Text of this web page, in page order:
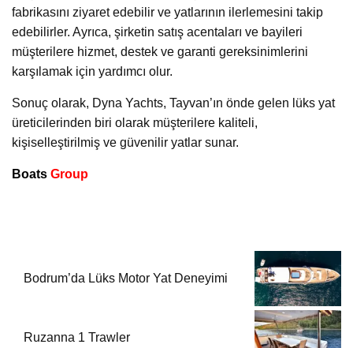
fabrikasını ziyaret edebilir ve yatlarının ilerlemesini takip
edebilirler. Ayrıca, şirketin satış acentaları ve bayileri
müşterilere hizmet, destek ve garanti gereksinimlerini
karşılamak için yardımcı olur.
Sonuç olarak, Dyna Yachts, Tayvan’ın önde gelen lüks yat
üreticilerinden biri olarak müşterilere kaliteli,
kişiselleştirilmiş ve güvenilir yatlar sunar.
Boats Group
Bodrum’da Lüks Motor Yat Deneyimi
Ruzanna 1 Trawler